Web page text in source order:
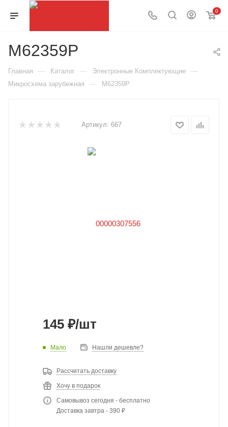
0
M62359P
Главная — Каталог — Электронные Комплектующие —
Микросхема зарубежная — M62359P
Артикул: 667
145 ₽/шт
Мало Нашли дешевле?
Рассчитать доставку
Хочу в подарок
Самовывоз сегодня - бесплатно
Доставка завтра - 390 ₽